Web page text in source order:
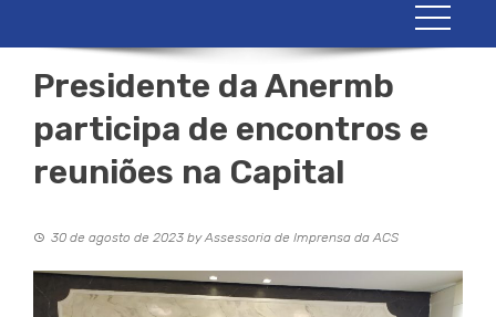
Presidente da Anermb
participa de encontros e
reuniões na Capital
30 de agosto de 2023 byAssessoria de Imprensa da ACS